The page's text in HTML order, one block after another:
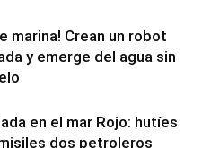
marina! Crean un robot
y emerge del agua sin
en el mar Rojo: hutíes
dos petroleros